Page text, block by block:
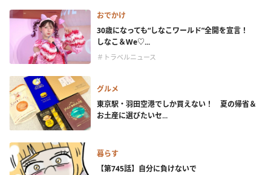
おでかけ
30歳になっても“しなこワールド”全開を宣言！
しなこ＆We♡...
＃トラベルニュース
グルメ
東京駅・羽田空港でしか買えない！ 夏の帰省＆
お土産に選びたいセ...
暮らす
【第745話】自分に負けないで